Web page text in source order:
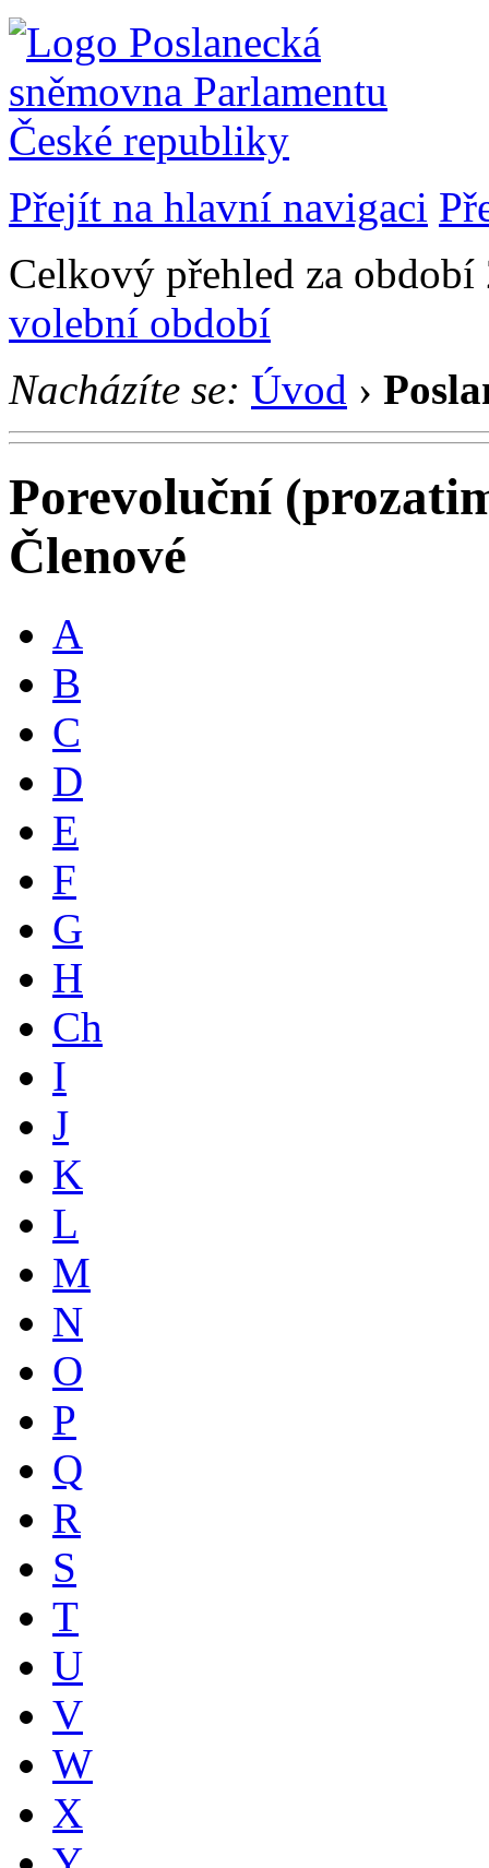
Přejít na hlavní navigaci
Celkový přehled za
volební období
Nacházíte se: Úvod ›
Porevoluční
Členové
A
B
C
D
E
F
G
H
Ch
I
J
K
L
M
N
O
P
Q
R
S
T
U
V
W
X